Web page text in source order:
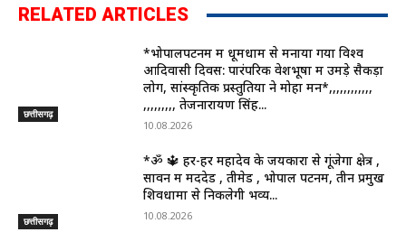
RELATED ARTICLES
छत्तीसगढ़
*भोपालपटनम में धूमधाम से मनाया गया विश्व
आदिवासी दिवस: पारंपरिक वेशभूषा में उमड़े सैकड़ों
लोग, सांस्कृतिक प्रस्तुतियों ने मोहा मन*,,,,,,,,,,,,
,,,,,,,,, तेजनारायण सिंह...
10.08.2026
छत्तीसगढ़
*ॐ 🔱 हर-हर महादेव के जयकारों से गूंजेगा क्षेत्र ,
सावन में मददेड , तीमेड , भोपाल पटनम, तीन प्रमुख
शिवधामों से निकलेगी भव्य...
10.08.2026